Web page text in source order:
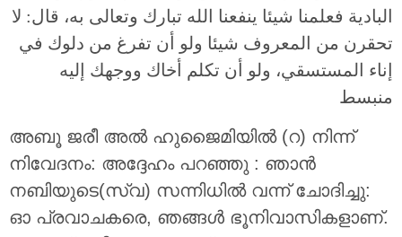
البادية فعلمنا شيئا ينفعنا الله تبارك وتعالى به، قال: لا
تحقرن من المعروف شيئا ولو أن تفرغ من دلوك في
إناء المستسقي، ولو أن تكلم أخاك ووجهك إليه
منبسط
അബൂ ജരീ അൽ ഹുജൈമിയിൽ (റ) നിന്ന്
നിവേദനം: അദ്ദേഹം പറഞ്ഞു : ഞാന്‍
നബിയുടെ(സ്വ) സന്നിധില്‍ വന്ന് ചോദിച്ചു:
ഓ പ്രവാചകരെ, ഞങ്ങള്‍ ഭൂനിവാസികളാണ്.